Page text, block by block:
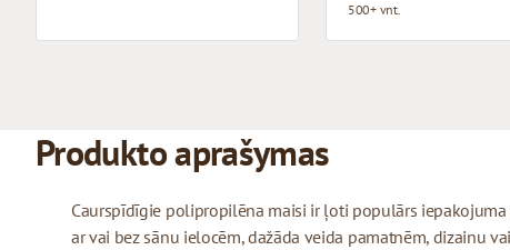
500+ vnt.
Produkto aprašymas
Caurspīdīgie polipropilēna maisi ir ļoti populārs iepakojuma
ar vai bez sānu ielocēm, dažāda veida pamatnēm, dizainu